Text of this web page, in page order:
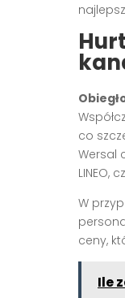
co
Wersal
LINEO,
W
ceny,
Ile